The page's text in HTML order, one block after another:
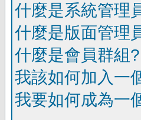
什麼是系統管理
什麼是版面管理
什麼是會員群組?
我該如何加入一
我要如何成為一